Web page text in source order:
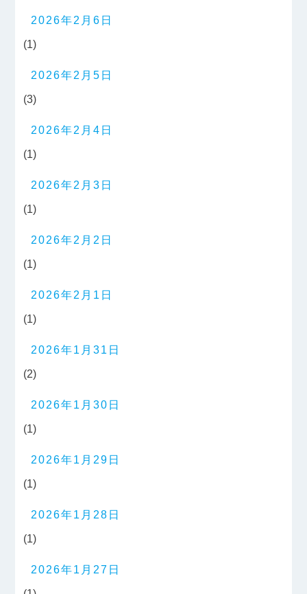
2026年2月6日
(1)
2026年2月5日
(3)
2026年2月4日
(1)
2026年2月3日
(1)
2026年2月2日
(1)
2026年2月1日
(1)
2026年1月31日
(2)
2026年1月30日
(1)
2026年1月29日
(1)
2026年1月28日
(1)
2026年1月27日